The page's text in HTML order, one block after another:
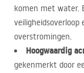
komen met water.
overstromingen.
Hoogwaardig
gekenmerkt door